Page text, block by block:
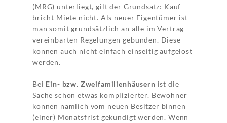
(MRG) unterliegt, gilt der Grundsatz: Kauf
bricht Miete nicht. Als neuer Eigentümer ist
man somit grundsätzlich an alle im Vertrag
vereinbarten Regelungen gebunden. Diese
können auch nicht einfach einseitig aufgelöst
werden.
Bei Ein- bzw. Zweifamilienhäusern ist die
Sache schon etwas komplizierter. Bewohner
können nämlich vom neuen Besitzer binnen
(einer) Monatsfrist gekündigt werden. Wenn